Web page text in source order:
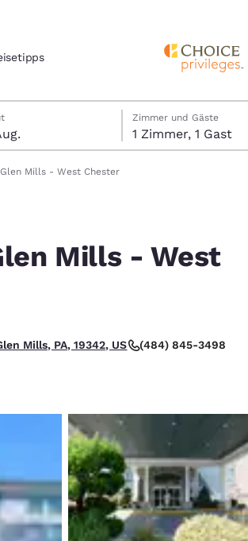
Unidos América Latina
Español
Español
France
English
Italy
Zimmer und Gäste
1 Zimmer, 1 Gast
Mills - West Chester
Mills - West
Mills, PA, 19342, US (484) 845-3498